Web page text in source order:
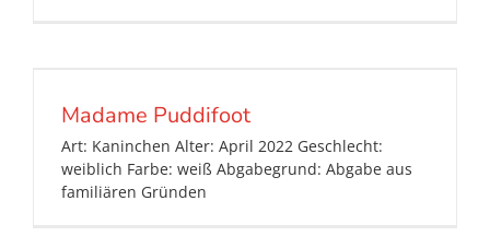
Madame Puddifoot
Art: Kaninchen Alter: April 2022 Geschlecht:
weiblich Farbe: weiß Abgabegrund: Abgabe aus
familiären Gründen